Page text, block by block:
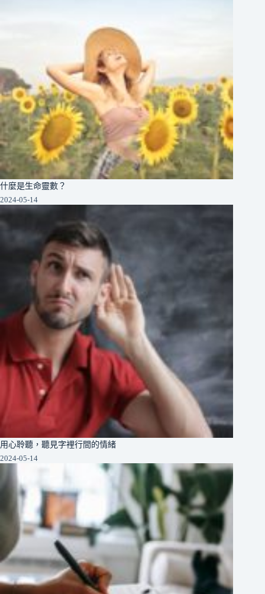
什麼是生命靈數？
2024-05-14
用心聆聽，聽見字裡行間的情緒
2024-05-14